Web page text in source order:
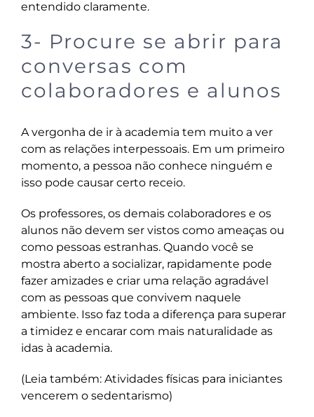
entendido claramente.
3- Procure se abrir para
conversas com
colaboradores e alunos
A vergonha de ir à academia tem muito a ver
com as relações interpessoais. Em um primeiro
momento, a pessoa não conhece ninguém e
isso pode causar certo receio.
Os professores, os demais colaboradores e os
alunos não devem ser vistos como ameaças ou
como pessoas estranhas. Quando você se
mostra aberto a socializar, rapidamente pode
fazer amizades e criar uma relação agradável
com as pessoas que convivem naquele
ambiente. Isso faz toda a diferença para superar
a timidez e encarar com mais naturalidade as
idas à academia.
(Leia também: Atividades físicas para iniciantes
vencerem o sedentarismo)